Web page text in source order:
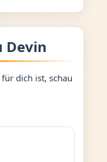
Devin
dich ist, schau